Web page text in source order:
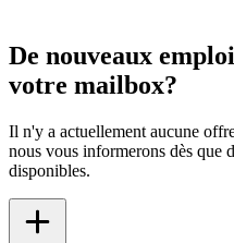
De nouveaux
votre mailbox?
Il n'y a actuellement aucune
nous vous informerons dès que
disponibles.